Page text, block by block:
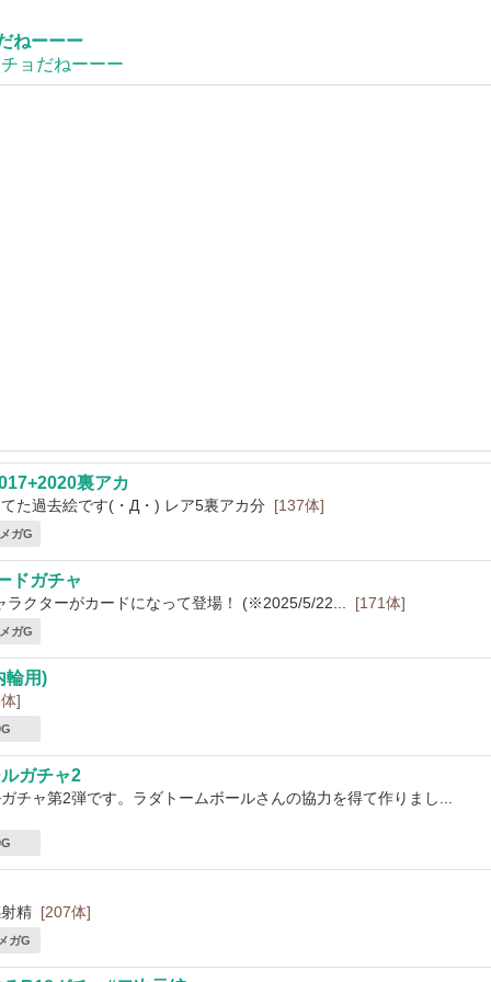
ねーーー
ョだねーーー
裏アカ
た過去絵です(・Д・) レア5裏アカ分 [137体]
ガG
ドガチャ
ラクターがカードになって登場！ (※2025/5/22... [171体]
ガG
輪用)
]
ガチャ2
チャ第2弾です。ラダトームボールさんの協力を得て作りまし...
精 [207体]
ガG